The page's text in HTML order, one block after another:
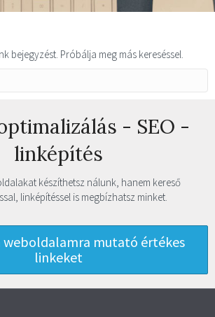
bejegyzést. Próbálja meg más kereséssel.
- SEO -
linképítés
készíthetsz nálunk, hanem kereső
linképítéssel is megbízhatsz minket.
weboldalamra mutató értékes
linkeket